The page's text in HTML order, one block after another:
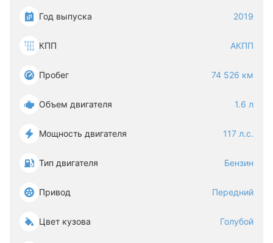
Год выпуска 2019
КПП АКПП
Пробег 74 526 км
Объем двигателя 1.6 л
Мощность двигателя 117 л.с.
Тип двигателя Бензин
Привод Передний
Цвет кузова Голубой